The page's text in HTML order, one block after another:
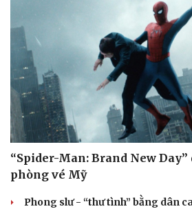
“Spider-Man: Brand New Day”
phòng vé Mỹ
Phong slư - “thư tình” bằng dân